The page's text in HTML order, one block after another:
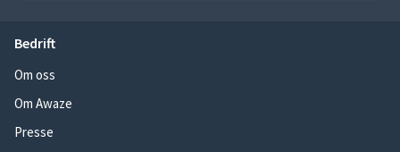
Bedrift
Om oss
Om Awaze
Presse